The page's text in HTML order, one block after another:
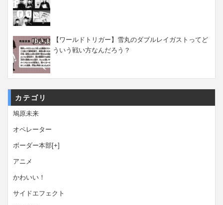
【ワールドトリガー】雪丸のダブルレイガストってど
ういう戦い方なんだろう？
カテゴリ
鳩原未来
オペレーター
ボーダー本部[+]
アニメ
かわいい！
サイドエフェクト